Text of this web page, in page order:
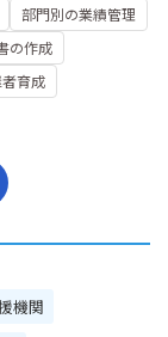
部門別の業績管理
の作成
育成
機関